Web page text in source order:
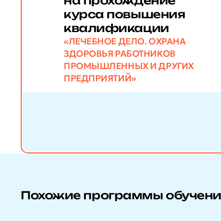
курса повышения
квалификации
«ЛЕЧЕБНОЕ ДЕЛО. ОХРАНА
ЗДОРОВЬЯ РАБОТНИКОВ
ПРОМЫШЛЕННЫХ И ДРУГИХ
ПРЕДПРИЯТИЙ»
Похожие программы